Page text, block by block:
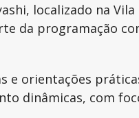
localizado na
da programação
orientações
dinâmicas, com